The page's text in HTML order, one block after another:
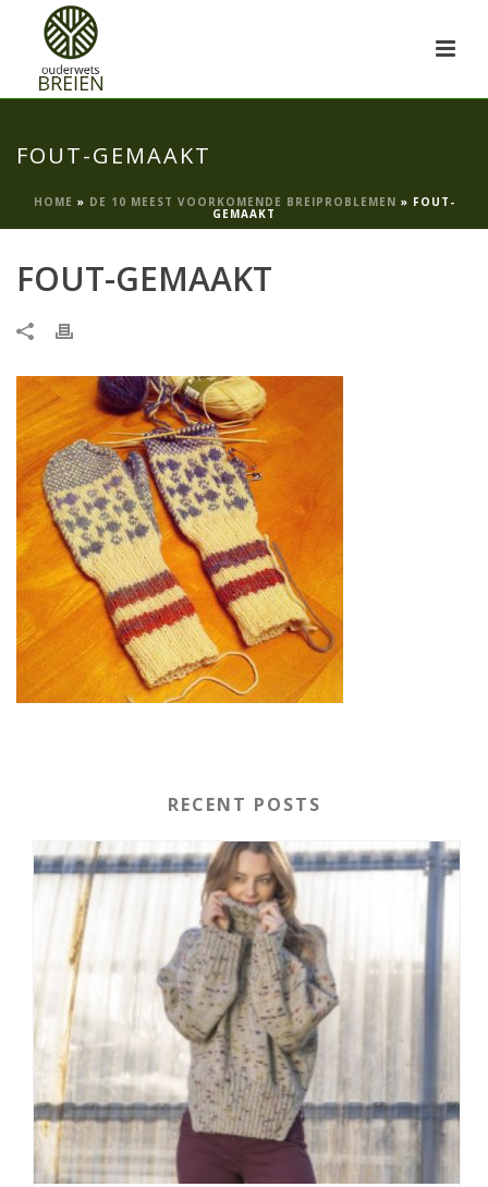
FOUT-GEMAAKT
HOME » DE 10 MEEST VOORKOMENDE BREIPROBLEMEN » FOUT-
GEMAAKT
FOUT-GEMAAKT
RECENT POSTS